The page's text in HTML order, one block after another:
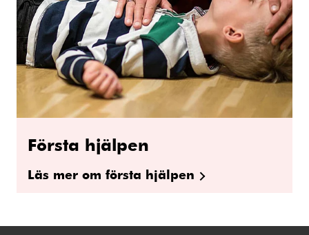
Första hjälpen
Läs mer om första hjälpen